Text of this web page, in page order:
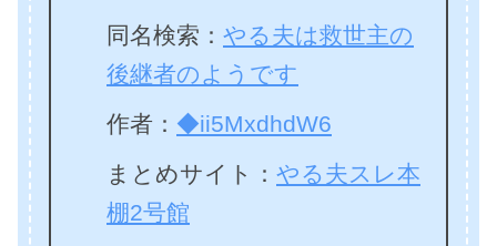
同名検索： やる夫は救世主の
後継者のようです
作者： ◆ii5MxdhdW6
まとめサイト： やる夫スレ本
棚2号館